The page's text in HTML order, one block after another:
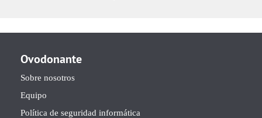
Ovodonante
Sobre nosotros
Equipo
Política de seguridad informática